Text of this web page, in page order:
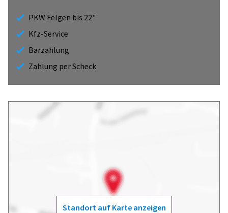
PKW Felgen bis 22"
Kfz-Service
Barzahlung
Zahlung per Scheck
Standort auf Karte anzeigen